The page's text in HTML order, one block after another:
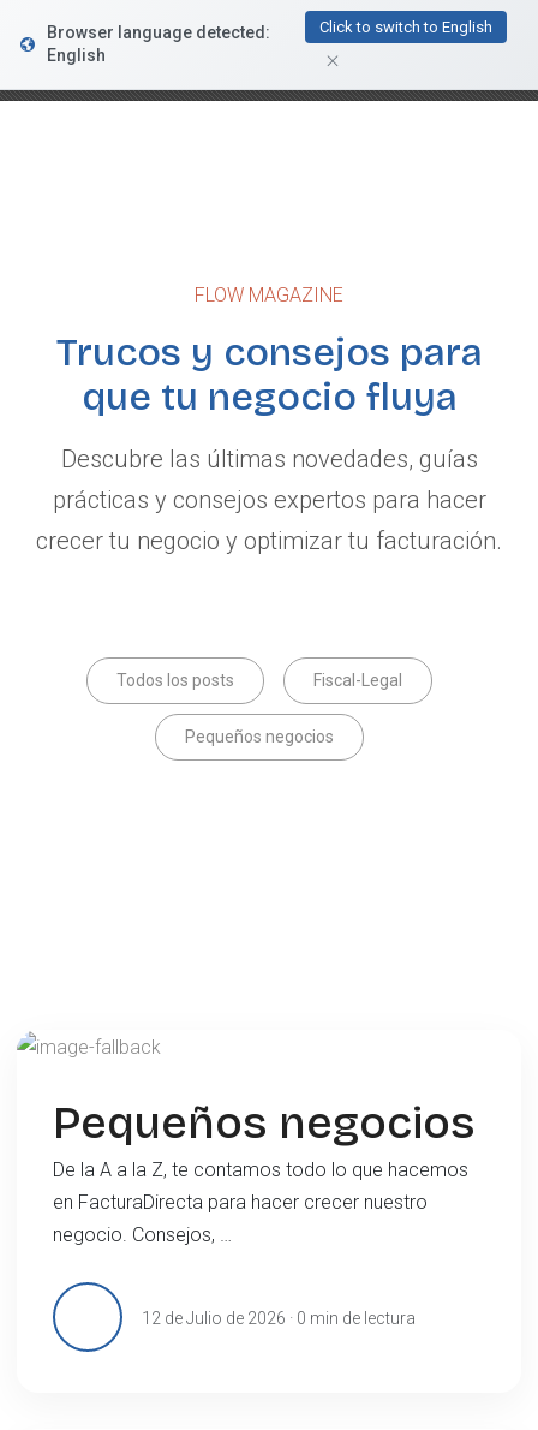
FacturaDirecta
Browser language detected:
English
Click to switch to English
FLOW MAGAZINE
Trucos y consejos para
que tu negocio fluya
Descubre las últimas novedades, guías
prácticas y consejos expertos para hacer
crecer tu negocio y optimizar tu facturación.
Todos los posts Fiscal-Legal
Pequeños negocios
Pequeños negocios
De la A a la Z, te contamos todo lo que hacemos
en FacturaDirecta para hacer crecer nuestro
negocio. Consejos, …
12 de Julio de 2026 · 0 min de lectura